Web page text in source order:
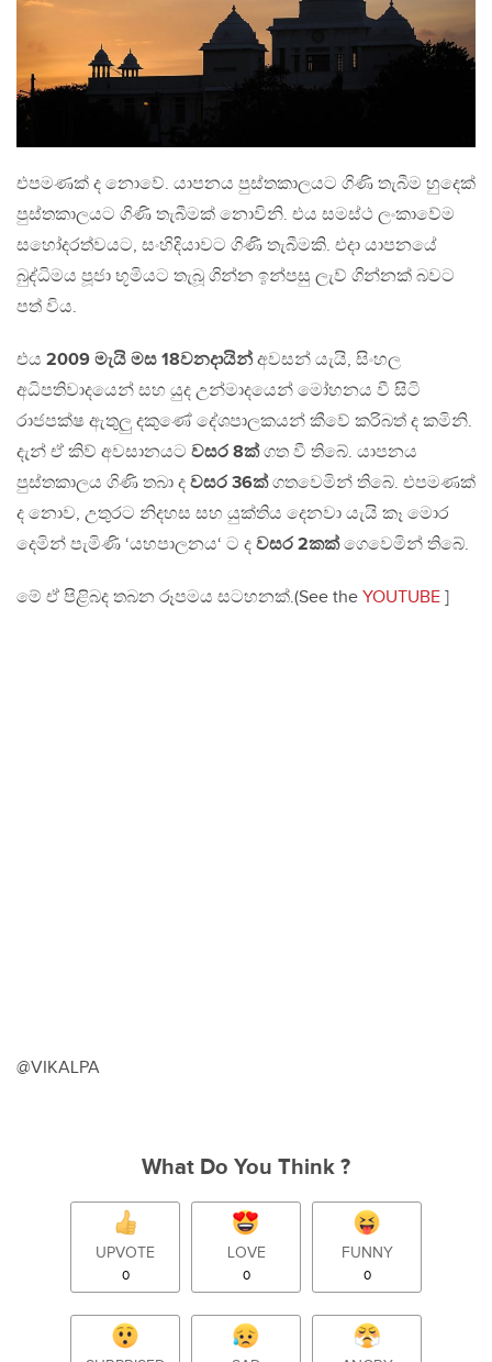
එපමණක් ද නොවේ. යාපනය පුස්තකාලයට ගිණි තැබීම හුදෙක්
පුස්තකාලයට ගිණි තැබීමක් නොවිනි. එය සමස්ථ ලංකාවේම
සහෝදරත්වයට, සංහිදියාවට ගිණි තැබීමකි. එදා යාපනයේ
බුද්ධිමය පූජා භූමියට තැබූ ගින්න ඉන්පසු ලැව් ගින්නක් බවට
පත් විය.
එය 2009 මැයි මස 18වනදායින් අවසන් යැයි, සිංහල
අධිපතිවාදයෙන් සහ යුද උන්මාදයෙන් මෝහනය වී සිටි
රාජපක්ෂ ඇතුලු දකුණේ දේශපාලකයන් කීවේ කරිබත් ද කමිනි.
දැන් ඒ කිව් අවසානයට වසර 8ක්ගත වී තිබේ. යාපනය
පුස්තකාලය ගිණි තබා ද වසර 36ක්ගතවෙමින් තිබේ. එපමණක්
ද නොව, උතුරට නිදහස සහ යුක්තිය දෙනවා යැයි කෑ මොර
දෙමින් පැමිණි ‘යහපාලනය‘ ට ද වසර 2කක්ගෙවෙමින් තිබේ.
මේ ඒ පිළිබද තබන රූපමය සටහනක්.(See the YOUTUBE ]
@VIKALPA
What Do You Think ?
UPVOTE
0
LOVE
0
FUNNY
0